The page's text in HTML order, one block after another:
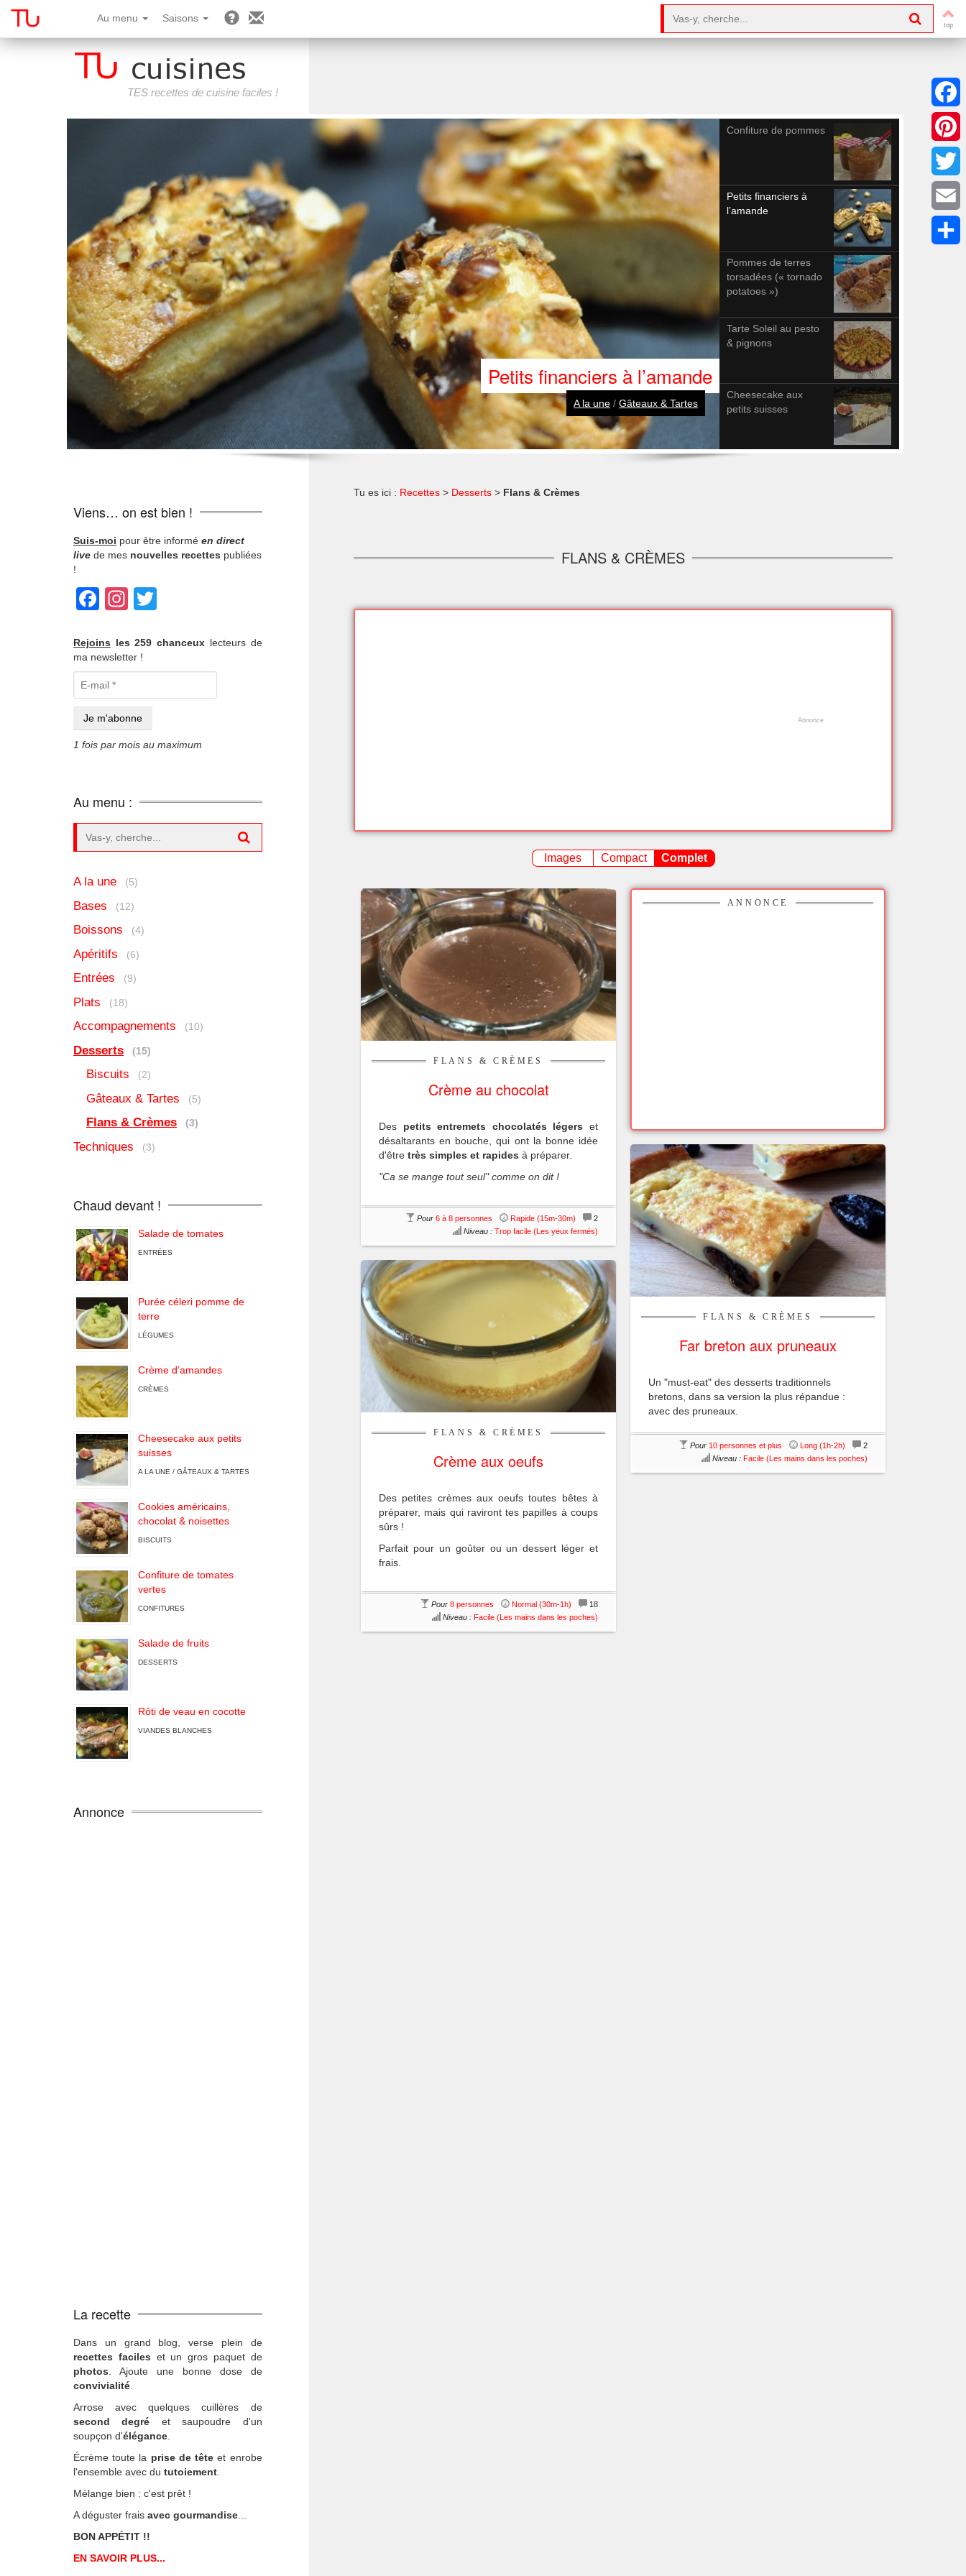
Au menu Saisons
TES recettes de cuisine faciles !
Confiture de pommes
Petits financiers à
l’amande
Pommes de terres
torsadées (« tornado
potatoes »)
Tarte Soleil au pesto
& pignons
Cheesecake aux
petits suisses
Petits financiers à l’amande
A la une / Gâteaux & Tartes
Tu es ici : Recettes > Desserts > Flans & Crèmes
FLANS & CRÈMES
Images Compact Complet
FLANS & CRÈMES
Crème au chocolat
Des petits entremets chocolatés légers et
désaltarants en bouche, qui ont la bonne idée
d'être très simples et rapides à préparer.
"Ca se mange tout seul" comme on dit !
2
Rapide (15m-30m)
Pour 6 à 8 personnes
Niveau : Trop facile (Les yeux fermés)
ANNONCE
FLANS & CRÈMES
Far breton aux pruneaux
Un "must-eat" des desserts traditionnels
bretons, dans sa version la plus répandue :
avec des pruneaux.
2
Long (1h-2h)
Pour 10 personnes et plus
Niveau : Facile (Les mains dans les poches)
FLANS & CRÈMES
Crème aux oeufs
Des petites crèmes aux oeufs toutes bêtes à
préparer, mais qui raviront tes papilles à coups
sûrs !
Parfait pour un goûter ou un dessert léger et
frais.
18
Normal (30m-1h)
Pour 8 personnes
Niveau : Facile (Les mains dans les poches)
Viens… on est bien !
Suis-moi pour être informé en direct
live de mes nouvelles recettes publiées
!
Facebook
Instagram
Rejoins les 259 chanceux lecteurs de
ma newsletter !
1 fois par mois au maximum
Au menu :
A la une (5)
Bases (12)
Boissons (4)
Apéritifs (6)
Entrées (9)
Plats (18)
Accompagnements (10)
Desserts (15)
Biscuits (2)
Gâteaux & Tartes (5)
Flans & Crèmes (3)
Techniques (3)
Chaud devant !
Salade de tomates
ENTRÉES
Purée céleri pomme de
terre
LÉGUMES
Crème d’amandes
CRÈMES
Cheesecake aux petits
suisses
A LA UNE / GÂTEAUX & TARTES
Cookies américains,
chocolat & noisettes
BISCUITS
Confiture de tomates
vertes
CONFITURES
Salade de fruits
DESSERTS
Rôti de veau en cocotte
VIANDES BLANCHES
Annonce
La recette
Dans un grand blog, verse plein de
recettes faciles et un gros paquet de
photos . Ajoute une bonne dose de
convivialité
Arrose avec quelques cuillères de
second degré et saupoudre d'un
soupçon d'élégance
Écrème toute la prise de tête et enrobe
l'ensemble avec du tutoiement
Mélange bien : c'est prêt !
A déguster frais avec gourmandise
BON APPÉTIT !!
EN SAVOIR PLUS...
Twitter
Email